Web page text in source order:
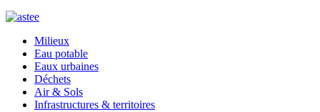
Milieux
Eau potable
Eaux urbaines
Déchets
Air & Sols
Infrastructures & territoires